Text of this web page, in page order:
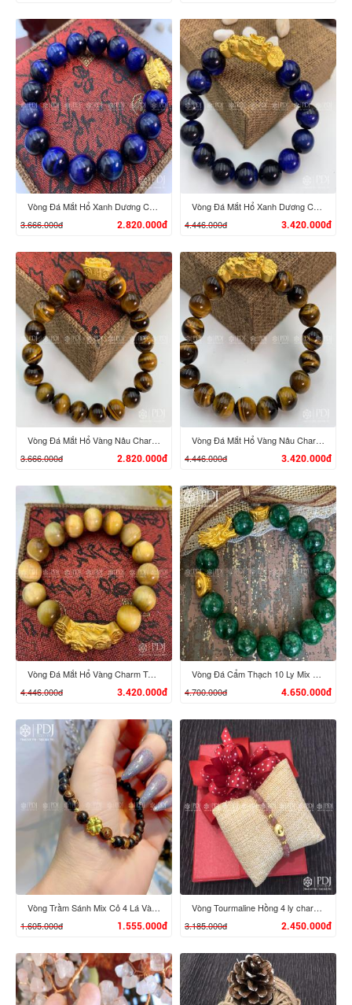
XEM CHI TIẾT XEM CHI TIẾT
XEM CHI TIẾT
Vòng Đá Mắt Hổ Xanh Dương Charm Tỳ Hưu Cưỡi Đĩnh Vàng 24K
3.666.000đ
2.820.000đ
XEM CHI TIẾT
Vòng Đá Mắt Hổ Xanh Dương Charm Tỳ Hưu Cưỡi Gậy Như Ý Vàng 24K
4.446.000đ
3.420.000đ
XEM CHI TIẾT
Vòng Đá Mắt Hổ Vàng Nâu Charm Tỳ Hưu Cưỡi Đĩnh Vàng 24K
3.666.000đ
2.820.000đ
XEM CHI TIẾT
Vòng Đá Mắt Hổ Vàng Nâu Charm Tỳ Hưu Cưỡi Gậy Như Ý Vàng 24K
4.446.000đ
3.420.000đ
XEM CHI TIẾT
Vòng Đá Mắt Hổ Vàng Charm Tỳ Hưu Cưỡi Gậy Như Ý Vàng 24K
4.446.000đ
3.420.000đ
XEM CHI TIẾT
Vòng Đá Cẩm Thạch 10 Ly Mix Đầu Rồng, Đĩnh Vàng 24K
4.700.000đ
4.650.000đ
Vòng Trầm Sánh Mix Cỏ 4 Lá Vàng 24K
1.605.000đ
1.555.000đ
Vòng Tourmaline Hồng 4 ly charm Đĩnh Vàng 24K
3.185.000đ
2.450.000đ